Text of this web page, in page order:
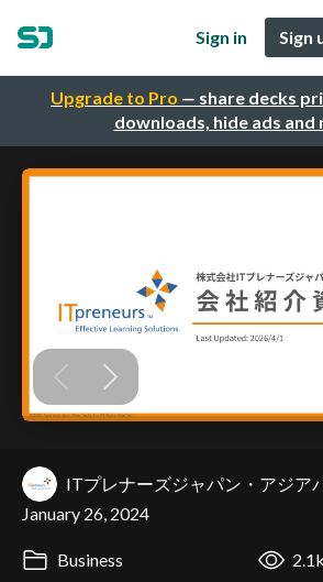
Upgrade to Pro — share decks
downloads, hide ads and
Sign in Sign
ITプレナーズジャパン・アジア
January 26, 2024
Business 2.1k